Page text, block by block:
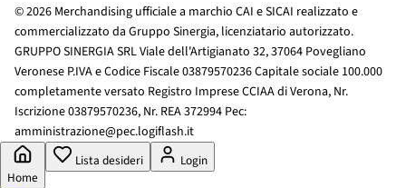
© 2026 Merchandising ufficiale a marchio CAI e SICAI realizzato e
commercializzato da Gruppo Sinergia, licenziatario autorizzato.
GRUPPO SINERGIA SRL Viale dell'Artigianato 32, 37064 Povegliano
Veronese P.IVA e Codice Fiscale 03879570236 Capitale sociale 100.000
completamente versato Registro Imprese CCIAA di Verona, Nr.
Iscrizione 03879570236, Nr. REA 372994 Pec:
amministrazione@pec.logiflash.it
Home
Lista desideri Login